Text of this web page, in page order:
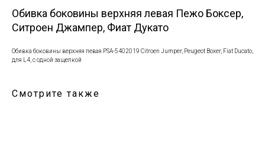
Обивка боковины верхняя левая Пежо Боксер,
Ситроен Джампер, Фиат Дукато
Обивка боковины верхняя левая PSA-5402019 Citroen Jumper, Peugeot Boxer, Fiat Ducato,
для L4, с одной защелкой
Смотрите также